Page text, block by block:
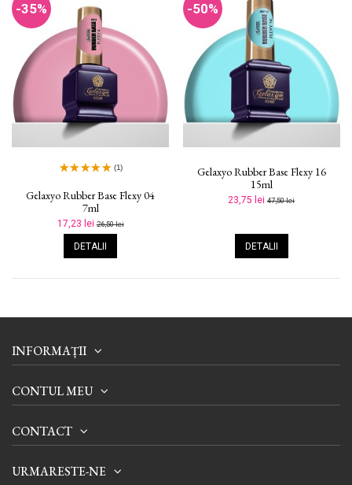
-35%
(1)
Gelaxyo Rubber Base Flexy 04
7ml
17,23 lei26,50 lei
DETALII
-50%
Gelaxyo Rubber Base Flexy 16
15ml
23,75 lei47,50 lei
DETALII
INFORMAȚII
CONTUL MEU
CONTACT
URMARESTE-NE